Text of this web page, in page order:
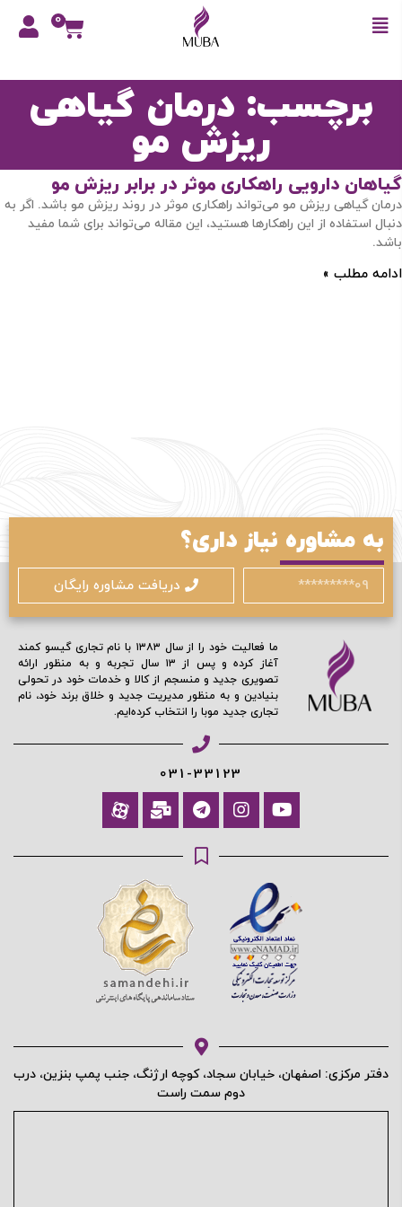
0
برچسب: درمان گیاهی
ریزش مو
گیاهان دارویی راهکاری موثر در برابر ریزش مو
درمان گیاهی ریزش مو می‌تواند راهکاری موثر در روند ریزش مو باشد. اگر به
دنبال استفاده از این راهکارها هستید، این مقاله می‌تواند برای شما مفید
باشد.
ادامه مطلب »
به مشاوره نیاز داری؟
دریافت مشاوره رایگان
ما فعالیت خود را از سال ۱۳۸۳ با نام تجاری گیسو کمند
آغاز کرده و پس از ۱۳ سال تجربه و به منظور ارائه
تصویری جدید و منسجم از کالا و خدمات خود در تحولی
بنیادین و به منظور مدیریت جدید و خلاق برند خود، نام
تجاری جدید موبا را انتخاب کرده‌ایم.
031-33123
دفتر مرکزی: اصفهان، خیابان سجاد، کوچه ارژنگ، جنب پمپ بنزین، درب
دوم سمت راست
با شماره موبایل
مرا به خاطر بسپار
ادامه دهید
آیا هنوز عضو نشده اید؟ اکنون ثبت نام کنید